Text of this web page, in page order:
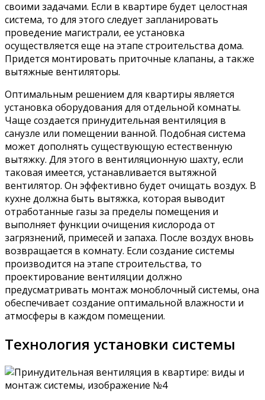
своими задачами. Если в квартире будет целостная
система, то для этого следует запланировать
проведение магистрали, ее установка
осуществляется еще на этапе строительства дома.
Придется монтировать приточные клапаны, а также
вытяжные вентиляторы.
Оптимальным решением для квартиры является
установка оборудования для отдельной комнаты.
Чаще создается принудительная вентиляция в
санузле или помещении ванной. Подобная система
может дополнять существующую естественную
вытяжку. Для этого в вентиляционную шахту, если
таковая имеется, устанавливается вытяжной
вентилятор. Он эффективно будет очищать воздух. В
кухне должна быть вытяжка, которая выводит
отработанные газы за пределы помещения и
выполняет функции очищения кислорода от
загрязнений, примесей и запаха. После воздух вновь
возвращается в комнату. Если создание системы
производится на этапе строительства, то
проектирование вентиляции должно
предусматривать монтаж моноблочный системы, она
обеспечивает создание оптимальной влажности и
атмосферы в каждом помещении.
Технология установки системы